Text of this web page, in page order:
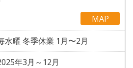
MAP
水曜 冬季休業 1月〜2月
年3月～12月